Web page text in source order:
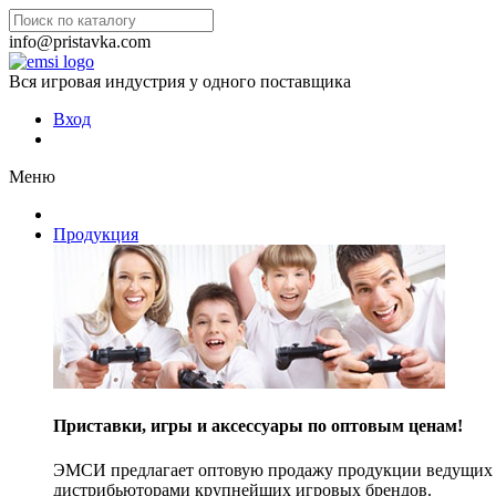
info@pristavka.com
Вся игровая индустрия у одного поставщика
Вход
Меню
Продукция
Приставки, игры и аксессуары по оптовым ценам!
ЭМСИ предлагает оптовую продажу продукции ведущих
дистрибьюторами крупнейших игровых брендов.